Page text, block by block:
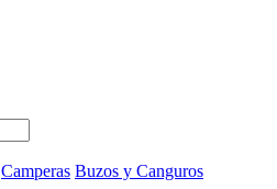
Camperas Buzos y Canguros